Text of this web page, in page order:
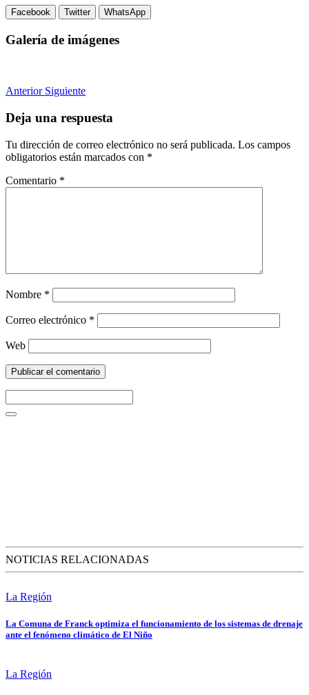
Facebook Twitter WhatsApp
Galería de imágenes
Anterior Siguiente
Deja una respuesta
Tu dirección de correo electrónico no será publicada. Los campos
obligatorios están marcados con *
Comentario *
Nombre *
Correo electrónico *
Web
NOTICIAS RELACIONADAS
La Región
La Comuna de Franck optimiza el funcionamiento de los sistemas de drenaje
ante el fenómeno climático de El Niño
La Región